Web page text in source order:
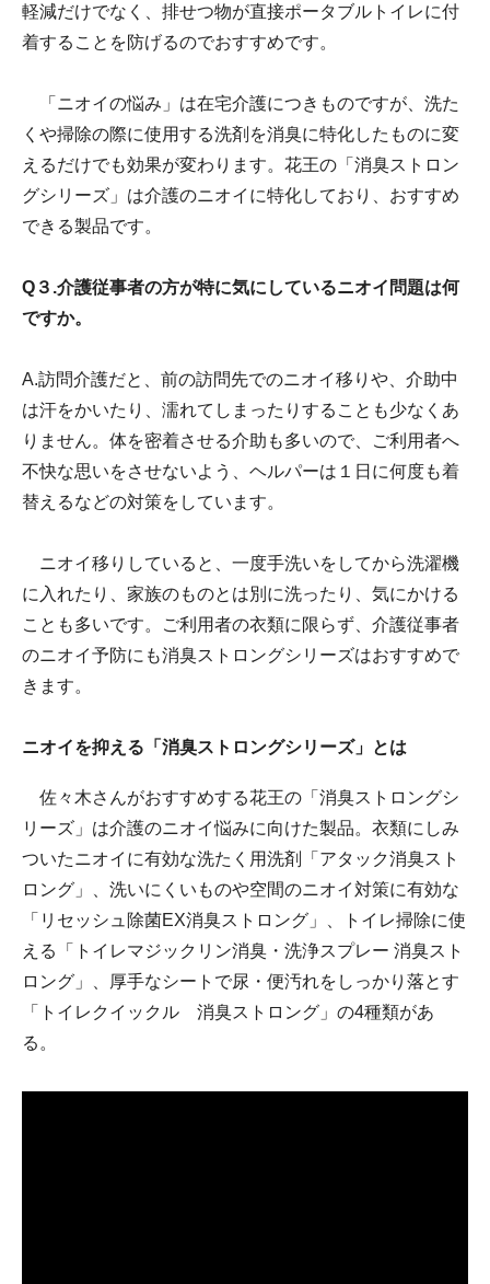
軽減だけでなく、排せつ物が直接ポータブルトイレに付
着することを防げるのでおすすめです。
「ニオイの悩み」は在宅介護につきものですが、洗た
くや掃除の際に使用する洗剤を消臭に特化したものに変
えるだけでも効果が変わります。花王の「消臭ストロン
グシリーズ」は介護のニオイに特化しており、おすすめ
できる製品です。
Q３.介護従事者の方が特に気にしているニオイ問題は何
ですか。
A.訪問介護だと、前の訪問先でのニオイ移りや、介助中
は汗をかいたり、濡れてしまったりすることも少なくあ
りません。体を密着させる介助も多いので、ご利用者へ
不快な思いをさせないよう、ヘルパーは１日に何度も着
替えるなどの対策をしています。
ニオイ移りしていると、一度手洗いをしてから洗濯機
に入れたり、家族のものとは別に洗ったり、気にかける
ことも多いです。ご利用者の衣類に限らず、介護従事者
のニオイ予防にも消臭ストロングシリーズはおすすめで
きます。
ニオイを抑える「消臭ストロングシリーズ」とは
佐々木さんがおすすめする花王の「消臭ストロングシ
リーズ」は介護のニオイ悩みに向けた製品。衣類にしみ
ついたニオイに有効な洗たく用洗剤「アタック消臭スト
ロング」、洗いにくいものや空間のニオイ対策に有効な
「リセッシュ除菌EX消臭ストロング」、トイレ掃除に使
える「トイレマジックリン消臭・洗浄スプレー 消臭スト
ロング」、厚手なシートで尿・便汚れをしっかり落とす
「トイレクイックル 消臭ストロング」の4種類があ
る。